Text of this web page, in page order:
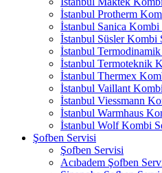
İstanbul Protherm
İstanbul Sanica Kombi
İstanbul Süsler Kombi
İstanbul
İstanbul Termoteknik
İstanbul Thermex
İstanbul Vaillant
İstanbul Viessmann
İstanbul Warmhaus
İstanbul Wolf Kombi
Şofben Servisi
Şofben Servisi
Acıbadem Şofben